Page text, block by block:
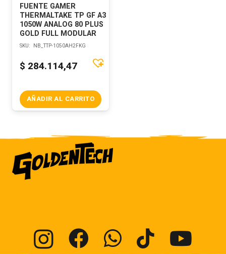
FUENTE GAMER
THERMALTAKE TP GF A3
1050W ANALOG 80 PLUS
GOLD FULL MODULAR
SKU: NB_TTP-1050AH2FKG
$ 284.114,47
AÑADIR AL CARRITO